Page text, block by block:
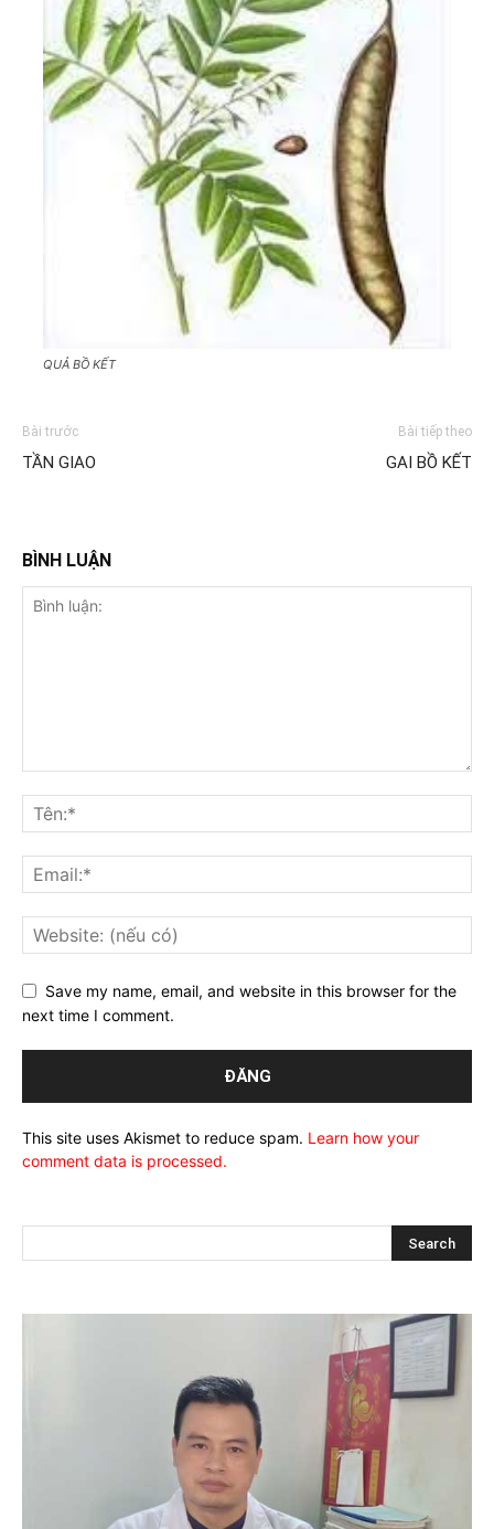
QUẢ BỒ KẾT
Bài trước
TẦN GIAO
Bài tiếp theo
GAI BỒ KẾT
BÌNH LUẬN
Save my name, email, and website in this browser for the
next time I comment.
This site uses Akismet to reduce spam. Learn how your
comment data is processed.